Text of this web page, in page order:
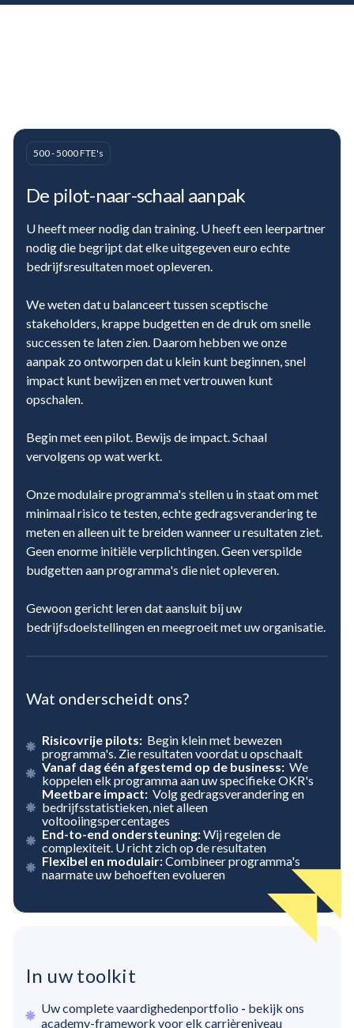
500 - 5000 FTE's
De pilot-naar-schaal aanpak
U heeft meer nodig dan training. U heeft een leerpartner
nodig die begrijpt dat elke uitgegeven euro echte
bedrijfsresultaten moet opleveren.
We weten dat u balanceert tussen sceptische
stakeholders, krappe budgetten en de druk om snelle
successen te laten zien. Daarom hebben we onze
aanpak zo ontworpen dat u klein kunt beginnen, snel
impact kunt bewijzen en met vertrouwen kunt
opschalen.
Begin met een pilot. Bewijs de impact. Schaal
vervolgens op wat werkt.
Onze modulaire programma's stellen u in staat om met
minimaal risico te testen, echte gedragsverandering te
meten en alleen uit te breiden wanneer u resultaten ziet.
Geen enorme initiële verplichtingen. Geen verspilde
budgetten aan programma's die niet opleveren.
Gewoon gericht leren dat aansluit bij uw
bedrijfsdoelstellingen en meegroeit met uw organisatie.
Wat onderscheidt ons?
Risicovrije pilots: Begin klein met bewezen
programma's. Zie resultaten voordat u opschaalt
Vanaf dag één afgestemd op de business: We
koppelen elk programma aan uw specifieke OKR's
Meetbare impact: Volg gedragsverandering en
bedrijfsstatistieken, niet alleen
voltooiingspercentages
End-to-end ondersteuning:Wij regelen de
complexiteit. U richt zich op de resultaten
Flexibel en modulair:Combineer programma's
naarmate uw behoeften evolueren
In uw toolkit
Uw complete vaardighedenportfolio - bekijk ons
academy-framework voor elk carrièreniveau